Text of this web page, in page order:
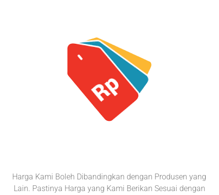
Harga Kami Boleh Dibandingkan dengan Produsen yang
Lain. Pastinya Harga yang Kami Berikan Sesuai dengan